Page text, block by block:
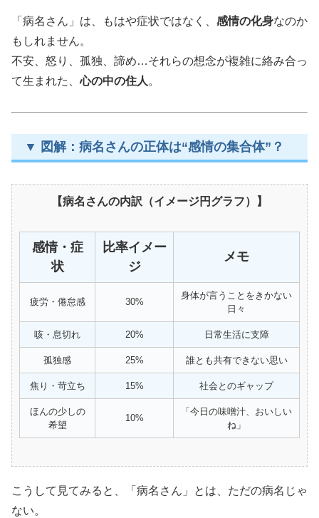
「病名さん」は、もはや症状ではなく、 感情の化身なのか
もしれません。
不安、怒り、孤独、諦め…それらの想念が複雑に絡み合っ
て生まれた、心の中の住人。
▼ 図解：病名さんの正体は“感情の集合体”？
【病名さんの内訳（イメージ円グラフ）】
感情・症
状
比率イメー
ジ
メモ
疲労・倦怠感 30%
身体が言うことをきかない
日々
咳・息切れ 20% 日常生活に支障
孤独感 25% 誰とも共有できない思い
焦り・苛立ち 15% 社会とのギャップ
ほんの少しの
希望
10%
「今日の味噌汁、おいしい
ね」
こうして見てみると、「病名さん」とは、ただの病名じゃ
ない。